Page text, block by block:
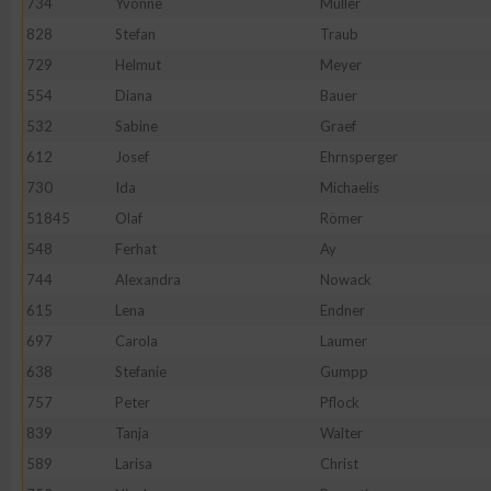
828
Stefan
Traub
729
Helmut
Meyer
554
Diana
Bauer
532
Sabine
Graef
612
Josef
Ehrnsperger
730
Ida
Michaelis
51845
Olaf
Römer
548
Ferhat
Ay
744
Alexandra
Nowack
615
Lena
Endner
697
Carola
Laumer
638
Stefanie
Gumpp
757
Peter
Pflock
839
Tanja
Walter
589
Larisa
Christ
Erstellung von Profilen zur Personalisierung von Inhalten
Messung der Werbeleistung
Messung der Performance von Inhalten
Analyse von Zielgruppen durch Statistiken oder
Entwicklung und Verbesserung der Angebote